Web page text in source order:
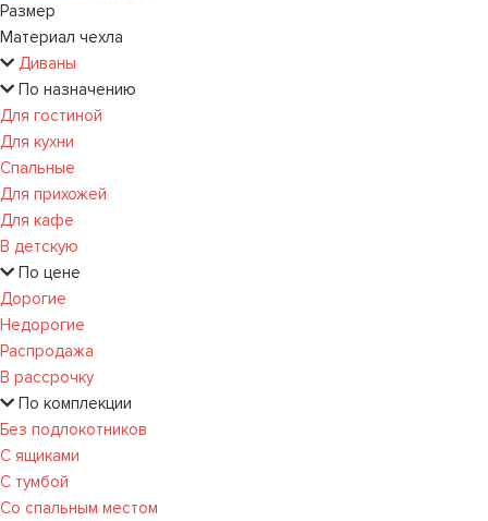
Размер
Материал чехла
Диваны
По назначению
Для гостиной
Для кухни
Спальные
Для прихожей
Для кафе
В детскую
По цене
Дорогие
Недорогие
Распродажа
В рассрочку
По комплекции
Без подлокотников
С ящиками
С тумбой
Со спальным местом